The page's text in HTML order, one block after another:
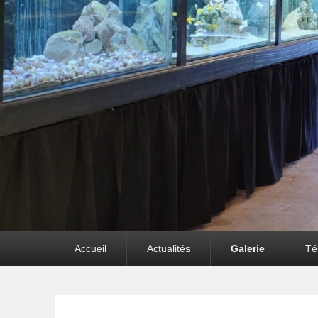
Accueil Actualités Galerie